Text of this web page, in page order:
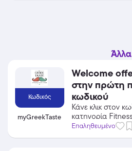
Κωδικός
myGreekTaste
Welcome
στην πρώτη
κωδικού
Κάνε κλικ στον
κατηγορία
Επαληθευμένο